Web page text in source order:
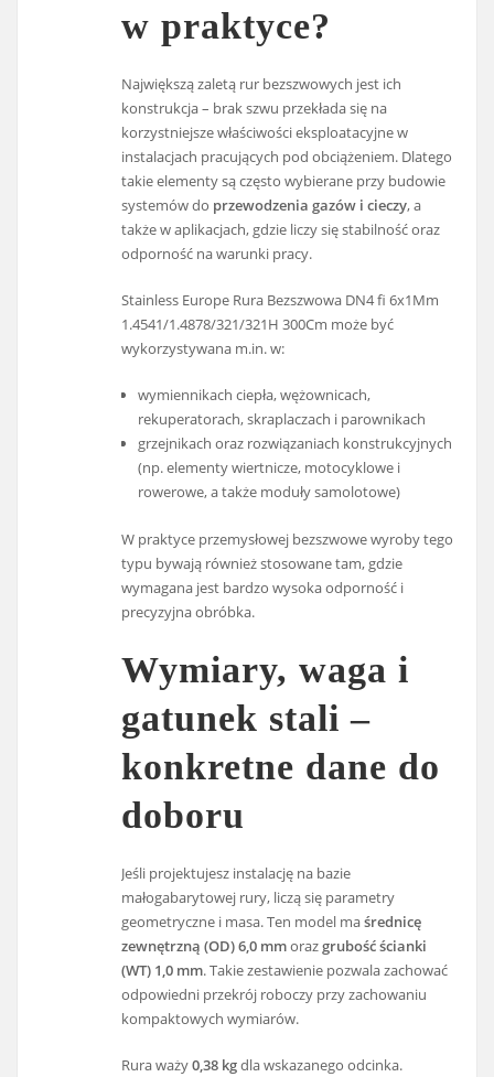
w praktyce?
Największą zaletą rur bezszwowych jest ich
konstrukcja – brak szwu przekłada się na
korzystniejsze właściwości eksploatacyjne w
instalacjach pracujących pod obciążeniem. Dlatego
takie elementy są często wybierane przy budowie
systemów do przewodzenia gazów i cieczy, a
także w aplikacjach, gdzie liczy się stabilność oraz
odporność na warunki pracy.
Stainless Europe Rura Bezszwowa DN4 fi 6x1Mm
1.4541/1.4878/321/321H 300Cm może być
wykorzystywana m.in. w:
wymiennikach ciepła, wężownicach,
rekuperatorach, skraplaczach i parownikach
grzejnikach oraz rozwiązaniach konstrukcyjnych
(np. elementy wiertnicze, motocyklowe i
rowerowe, a także moduły samolotowe)
W praktyce przemysłowej bezszwowe wyroby tego
typu bywają również stosowane tam, gdzie
wymagana jest bardzo wysoka odporność i
precyzyjna obróbka.
Wymiary, waga i
gatunek stali –
konkretne dane do
doboru
Jeśli projektujesz instalację na bazie
małogabarytowej rury, liczą się parametry
geometryczne i masa. Ten model maśrednicę
zewnętrzną (OD) 6,0 mmorazgrubość ścianki
(WT) 1,0 mm. Takie zestawienie pozwala zachować
odpowiedni przekrój roboczy przy zachowaniu
kompaktowych wymiarów.
Rura waży0,38 kgdla wskazanego odcinka.